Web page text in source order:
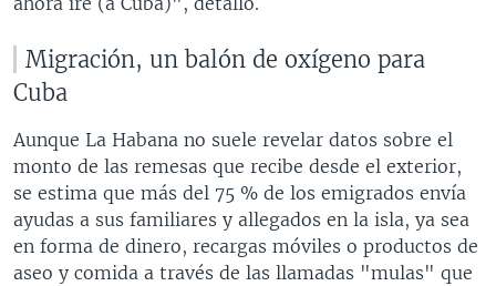
Migración, un balón de oxígeno para
Cuba
Aunque La Habana no suele revelar datos sobre el
monto de las remesas que recibe desde el exterior,
se estima que más del 75 % de los emigrados envía
ayudas a sus familiares y allegados en la isla, ya sea
en forma de dinero, recargas móviles o productos de
aseo y comida a través de las llamadas "mulas" que